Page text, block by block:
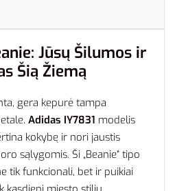
Jūsų Šilumos ir
Šią Žiemą
gera kepurė tampa
Adidas IY7831 modelis
kokybę ir nori jaustis
sąlygomis. Ši „Beanie“ tipo
tik funkcionali, bet ir puikiai